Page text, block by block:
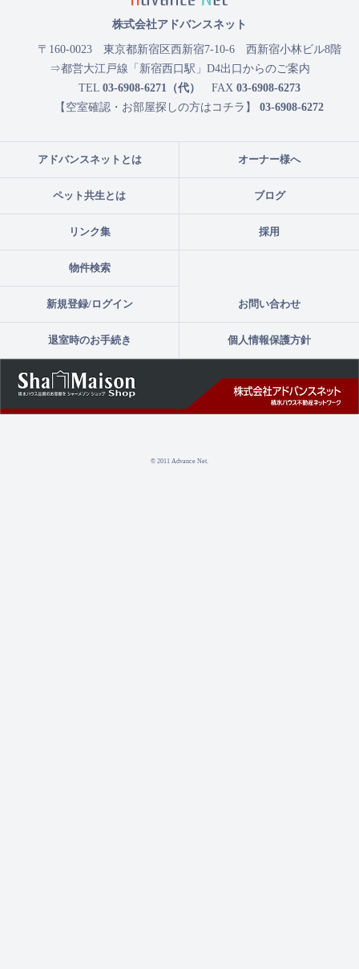
アドバンスネットとは オーナー様へ
ペット共生とは ブログ
リンク集 採用
物件検索
新規登録/ログイン お問い合わせ
退室時のお手続き 個人情報保護方針
© 2011 Advance Net.
株式会社アドバンスネット
〒160-0023 東京都新宿区西新宿7-10-6 西新宿小林ビル8階
⇒都営大江戸線「新宿西口駅」D4出口からのご案内
TEL 03-6908-6271（代） FAX 03-6908-6273
【空室確認・お部屋探しの方はコチラ】 03-6908-6272